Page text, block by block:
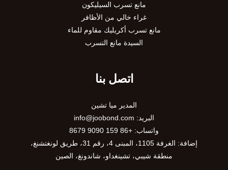
مانع تسرب السيليكون
غراء خالي من الأظافر
مانع تسرب أكريليك مقاوم للماء
السيدة مانع التسرب
اتصل بنا
المدير ميا تشين
البريد: info@joobond.com
واتساب: +86 159 9090 8679
إضافة: الغرفة 1105، المبنى 4، رقم 31، طريق لونغتشنغ،
منطقة شيبي، تشينغداو، شاندونغ، الصين